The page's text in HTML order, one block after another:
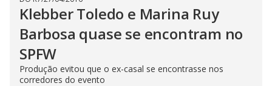
Klebber Toledo e Marina Ruy
Barbosa quase se encontram no
SPFW
Produção evitou que o ex-casal se encontrasse nos
corredores do evento